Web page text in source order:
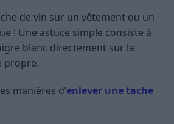
de vin sur un vêtement ou un
! Une astuce simple consiste à
blanc directement sur la
propre.
manières d’enlever une tache